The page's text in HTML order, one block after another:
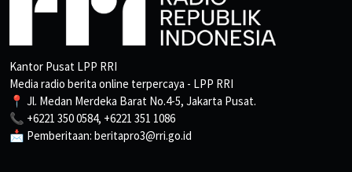
Kantor Pusat LPP RRI
Media radio berita online terpercaya - LPP RRI
📍 Jl. Medan Merdeka Barat No.4-5, Jakarta Pusat.
📞 +6221 350 0584, +6221 351 1086
📩 Pemberitaan: beritapro3@rri.go.id